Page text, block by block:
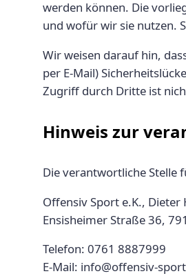
werden können. Die
und wofür wir sie nutzen.
Wir weisen darauf hin,
per E-Mail)
Zugriff durch Dritte ist
Hinweis zur
Die verantwortliche Stelle
Offensiv Sport e.K., Dieter
Ensisheimer Straße 36,
Telefon: 0761 8887999
E-Mail: info@offensiv-